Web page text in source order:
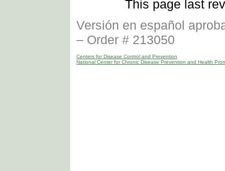
This page last
Versión en español
– Order # 213050
Centers for Disease Control and Prevention
National Center for Chronic Disease Prevention and Health